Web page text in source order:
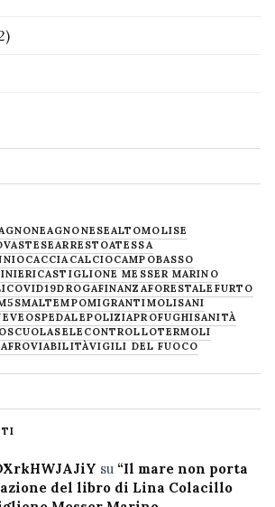
AGNONESEALTOMOLISE
ARRESTOATESSA
CACCIACALCIOCAMPOBASSO
CASTIGLIONE MESSER MARINO
COVID19DROGAFINANZAFORESTALE FURTO
MALTEMPOMIGRANTIMOLISANI
OSPEDALEPOLIZIAPROFUGHISANITÀ
SCUOLASELECONTROLLOTERMOLI
VIABILITÀVIGILI DEL FUOCO
su “Il mare non porta
del libro di Lina Colacillo